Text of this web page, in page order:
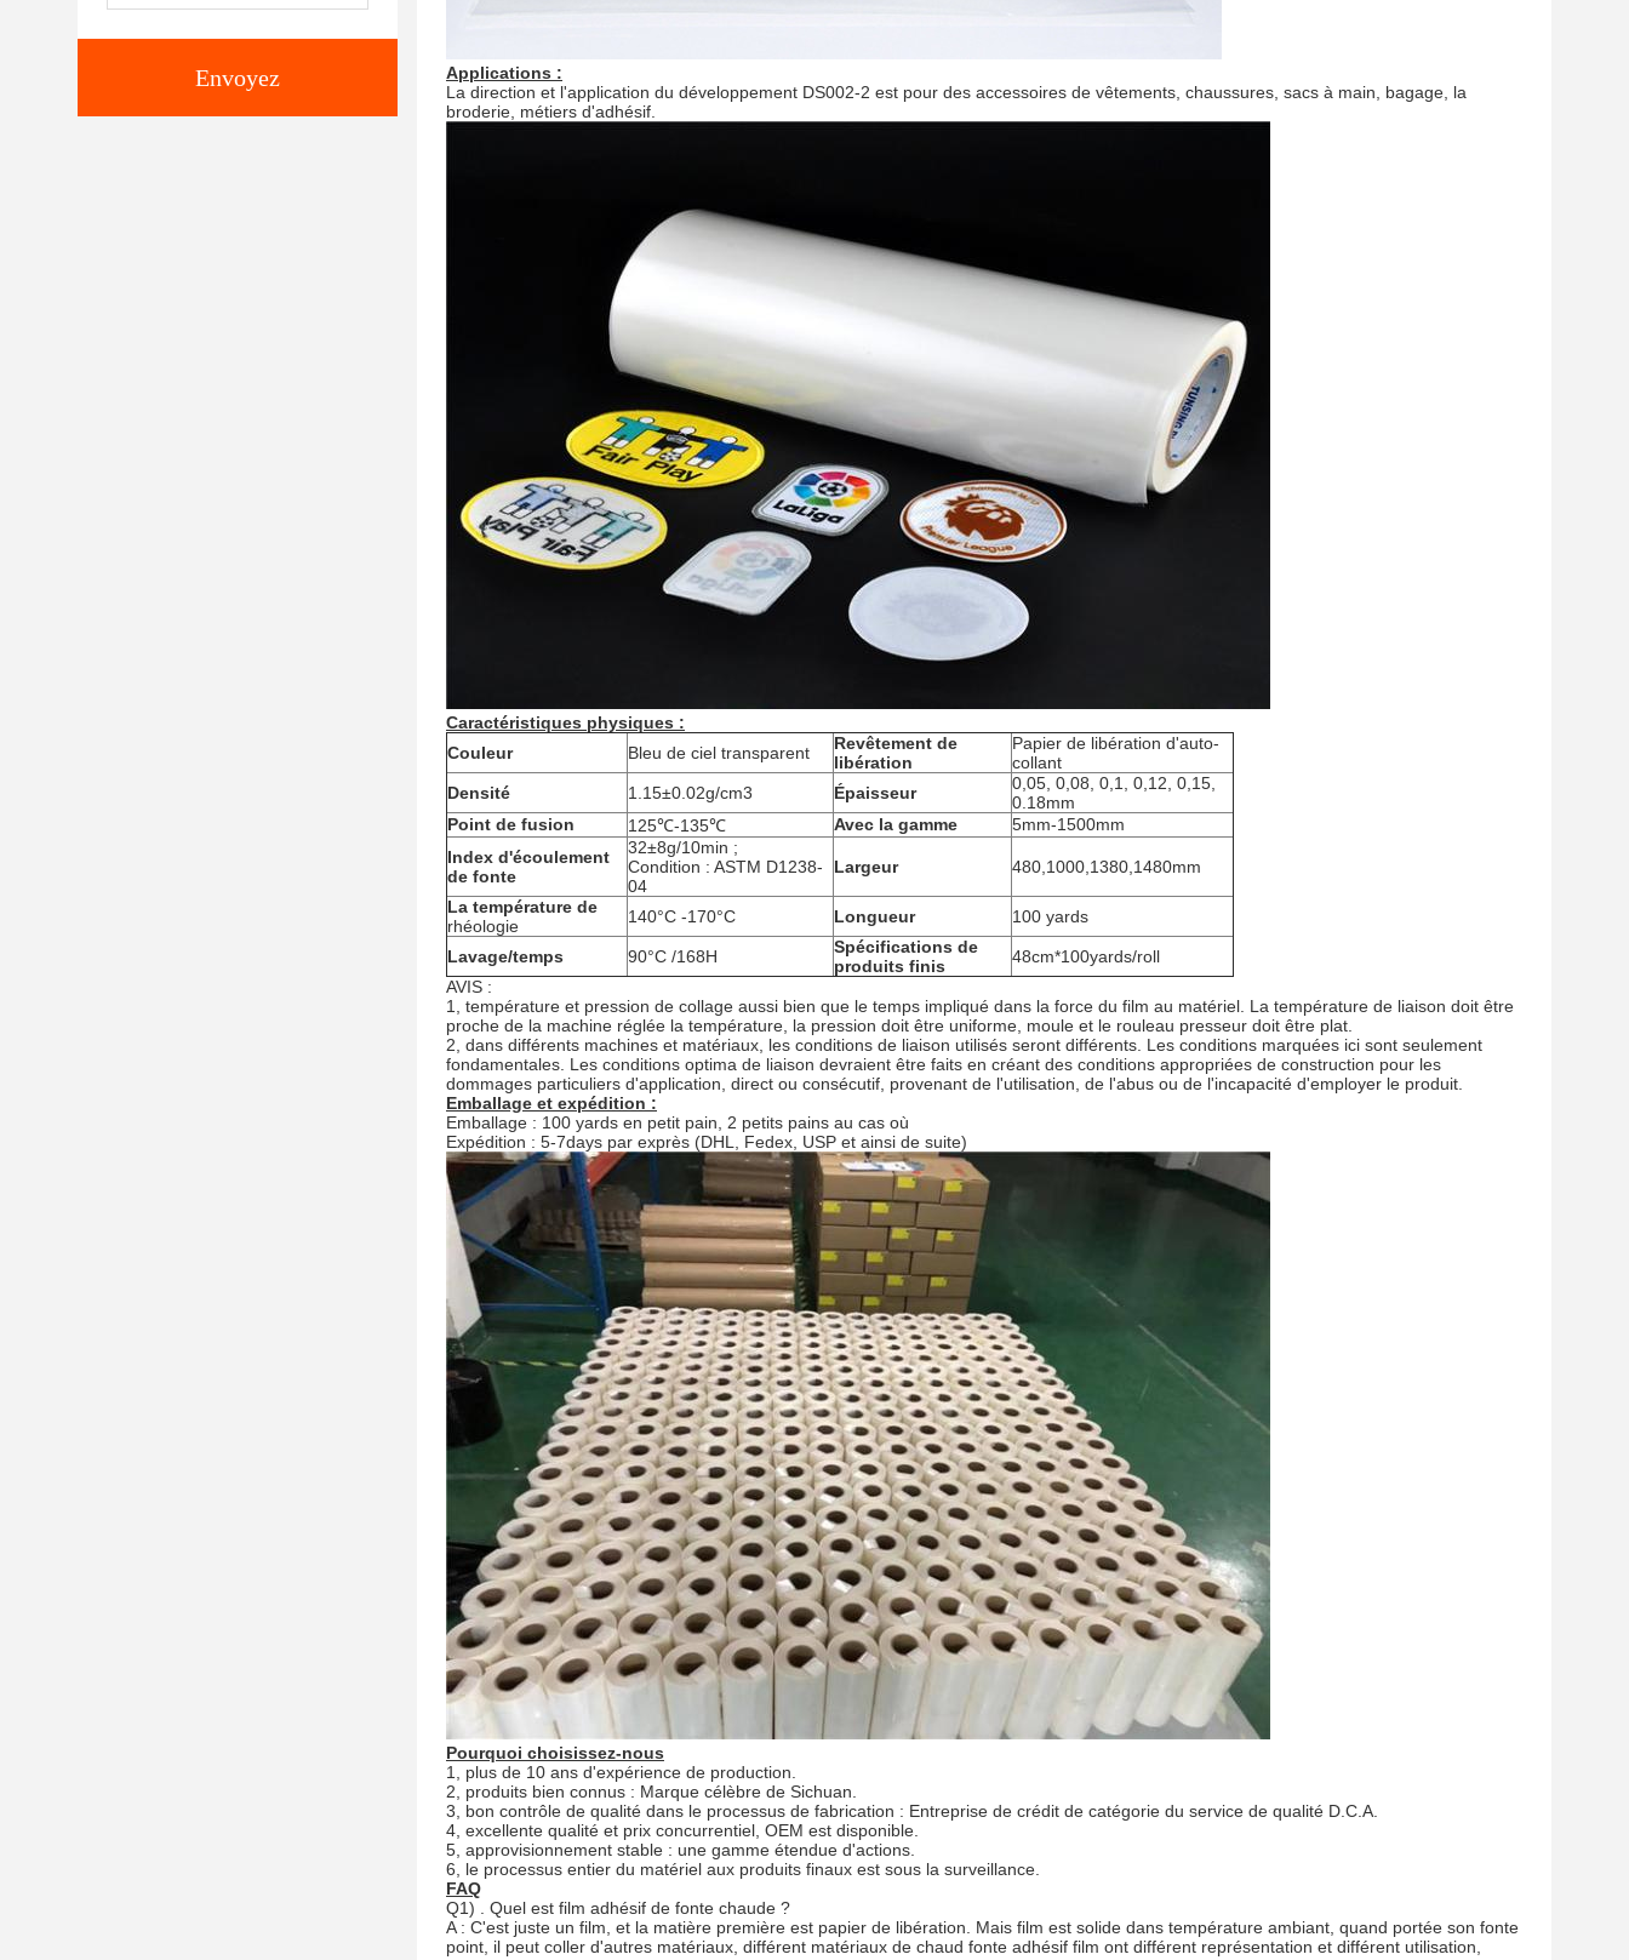
Envoyez
Applications :
La direction et l'application du développement DS002-2 est pour des accessoires de vêtements, chaussures, sacs à main, bagage, la
broderie, métiers d'adhésif.
Caractéristiques physiques :
Couleur
Bleu de ciel transparent
Revêtement de
libération
Papier de libération d'auto-
collant
Densité
1.15±0.02g/cm3 Épaisseur
0,05, 0,08, 0,1, 0,12, 0,15,
0.18mm
Point de fusion
125℃-135℃ Avec la gamme
5mm-1500mm
Index d'écoulement
de fonte
32±8g/10min ;
Condition : ASTM D1238-
04
Largeur 480,1000,1380,1480mm
La température de
rhéologie
140°C -170°C Longueur 100 yards
Lavage/temps 90°C /168H
Spécifications de
produits finis
48cm*100yards/roll
AVIS :
1, température et pression de collage aussi bien que le temps impliqué dans la force du film au matériel. La température de liaison doit être
proche de la machine réglée la température, la pression doit être uniforme, moule et le rouleau presseur doit être plat.
2, dans différents machines et matériaux, les conditions de liaison utilisés seront différents. Les conditions marquées ici sont seulement
fondamentales. Les conditions optima de liaison devraient être faits en créant des conditions appropriées de construction pour les
dommages particuliers d'application, direct ou consécutif, provenant de l'utilisation, de l'abus ou de l'incapacité d'employer le produit.
Emballage et expédition :
Emballage : 100 yards en petit pain, 2 petits pains au cas où
Expédition : 5-7days par exprès (DHL, Fedex, USP et ainsi de suite)
Pourquoi choisissez-nous
1, plus de 10 ans d'expérience de production.
2, produits bien connus : Marque célèbre de Sichuan.
3, bon contrôle de qualité dans le processus de fabrication : Entreprise de crédit de catégorie du service de qualité D.C.A.
4, excellente qualité et prix concurrentiel, OEM est disponible.
5, approvisionnement stable : une gamme étendue d'actions.
6, le processus entier du matériel aux produits finaux est sous la surveillance.
FAQ
Q1)
. Quel est film adhésif de fonte chaude ?
A : C'est juste un film, et la matière première est papier de libération. Mais film est solide dans température ambiant, quand portée son fonte
point, il peut coller d'autres matériaux, différent matériaux de chaud fonte adhésif film ont différent représentation et différent utilisation,